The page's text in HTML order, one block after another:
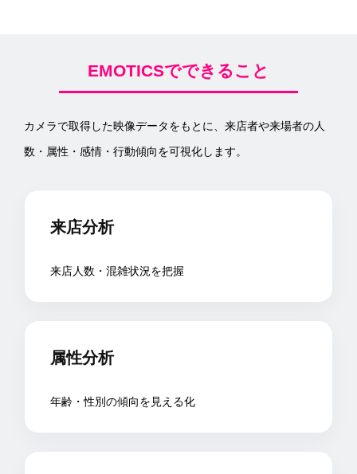
EMOTICSでできること
カメラで取得した映像データをもとに、来店者や来場者の人
数・属性・感情・行動傾向を可視化します。
来店分析
来店人数・混雑状況を把握
属性分析
年齢・性別の傾向を見える化